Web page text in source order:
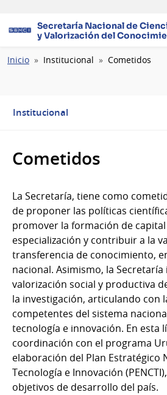
Secretaría Nacional de
y Valorización del
Ruta
Inicio Institucional Cometidos
Institucional
Cometidos
La Secretaría, tiene como
de proponer las políticas
promover la formación de
especialización y contribuir a la
transferencia de conocimiento,
nacional. Asimismo, la Secretaría
valorización social y productiva
la investigación, articulando con
competentes del sistema
tecnología e innovación. En esta
coordinación con el programa
elaboración del Plan Estratégico
Tecnología e Innovación
objetivos de desarrollo del país.